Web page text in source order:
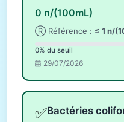
0 n/(100mL)
Ⓡ Référence : ≤ 1 n/
0% du seuil
29/07/2026
✅Bactéries